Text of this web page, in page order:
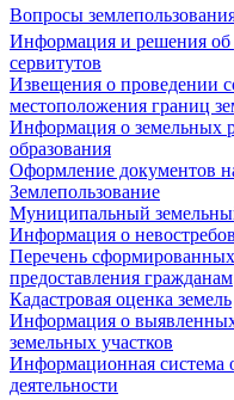
Вопросы
Информация и решения
сервитутов
Извещения о проведении
местоположения границ
Информация о земельных
образования
Оформление документов
Землепользование
Муниципальный
Информация о
Перечень
предоставления гражданам
Кадастровая оценка земель
Информация о выявленных
земельных участков
Информационная система
деятельности